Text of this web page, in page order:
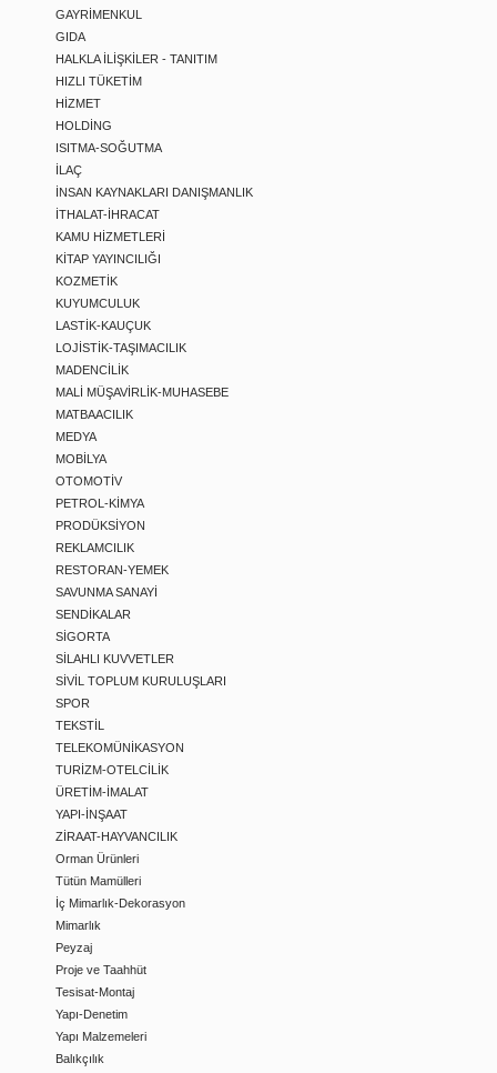
GAYRİMENKUL
GIDA
HALKLA İLİŞKİLER - TANITIM
HIZLI TÜKETİM
HİZMET
HOLDİNG
ISITMA-SOĞUTMA
İLAÇ
İNSAN KAYNAKLARI DANIŞMANLIK
İTHALAT-İHRACAT
KAMU HİZMETLERİ
KİTAP YAYINCILIĞI
KOZMETİK
KUYUMCULUK
LASTİK-KAUÇUK
LOJİSTİK-TAŞIMACILIK
MADENCİLİK
MALİ MÜŞAVİRLİK-MUHASEBE
MATBAACILIK
MEDYA
MOBİLYA
OTOMOTİV
PETROL-KİMYA
PRODÜKSİYON
REKLAMCILIK
RESTORAN-YEMEK
SAVUNMA SANAYİ
SENDİKALAR
SİGORTA
SİLAHLI KUVVETLER
SİVİL TOPLUM KURULUŞLARI
SPOR
TEKSTİL
TELEKOMÜNİKASYON
TURİZM-OTELCİLİK
ÜRETİM-İMALAT
YAPI-İNŞAAT
ZİRAAT-HAYVANCILIK
Orman Ürünleri
Tütün Mamülleri
İç Mimarlık-Dekorasyon
Mimarlık
Peyzaj
Proje ve Taahhüt
Tesisat-Montaj
Yapı-Denetim
Yapı Malzemeleri
Balıkçılık